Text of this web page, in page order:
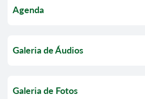
Agenda
Galeria de Áudios
Galeria de Fotos